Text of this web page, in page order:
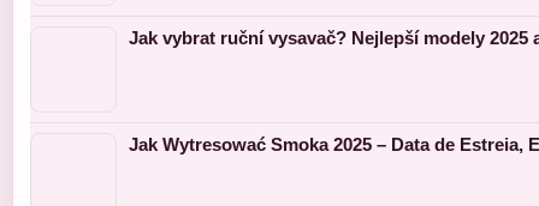
Jak vybrat ruční vysavač? Nejlepší modely 2025
Jak Wytresować Smoka 2025 – Data de Estreia,